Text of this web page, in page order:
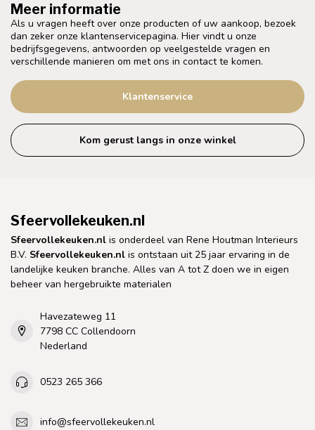
Meer informatie
Als u vragen heeft over onze producten of uw aankoop, bezoek
dan zeker onze klantenservicepagina. Hier vindt u onze
bedrijfsgegevens, antwoorden op veelgestelde vragen en
verschillende manieren om met ons in contact te komen.
Klantenservice
Kom gerust langs in onze winkel
Sfeervollekeuken.nl
Sfeervollekeuken.nl is onderdeel van Rene Houtman Interieurs
B.V. Sfeervollekeuken.nl is ontstaan uit 25 jaar ervaring in de
landelijke keuken branche. Alles van A tot Z doen we in eigen
beheer van hergebruikte materialen
Havezateweg 11
7798 CC Collendoorn
Nederland
0523 265 366
info@sfeervollekeuken.nl